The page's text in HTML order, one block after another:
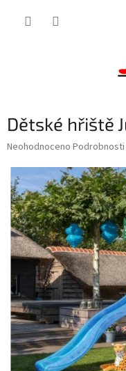
Dětské hřiště
Průměrné
produktu
je
0,0
z
5
hvězdiček.
Neohodnoceno